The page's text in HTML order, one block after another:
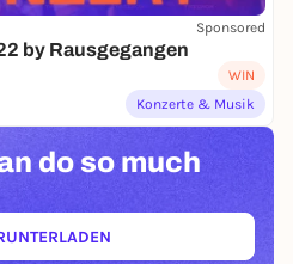
Sponsored
by Rausgegangen
WIN
Konzerte & Musik
do so much
(ÖFFNET IN NEUEM TAB)